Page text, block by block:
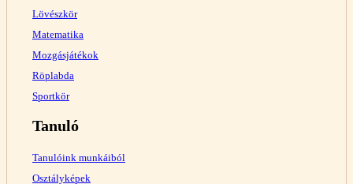
Lövészkör
Matematika
Mozgásjátékok
Röplabda
Sportkör
Tanuló
Tanulóink munkáiból
Osztályképek